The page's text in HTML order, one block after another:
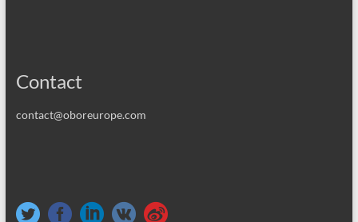
Contact
contact@oboreurope.com